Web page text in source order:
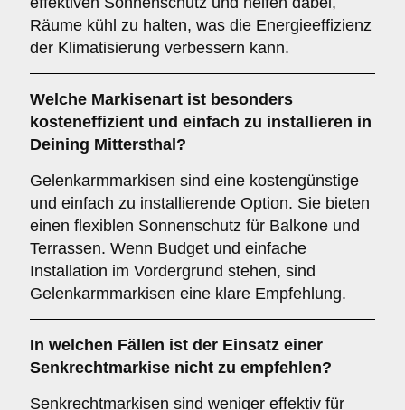
Räume kühl zu halten, was die Energieeffizienz
der Klimatisierung verbessern kann.
Welche Markisenart ist besonders
kosteneffizient und einfach zu installieren in
Deining Mittersthal?
Gelenkarmmarkisen sind eine kostengünstige
und einfach zu installierende Option. Sie bieten
einen flexiblen Sonnenschutz für Balkone und
Terrassen. Wenn Budget und einfache
Installation im Vordergrund stehen, sind
Gelenkarmmarkisen eine klare Empfehlung.
In welchen Fällen ist der Einsatz einer
Senkrechtmarkise nicht zu empfehlen?
Senkrechtmarkisen sind weniger effektiv für